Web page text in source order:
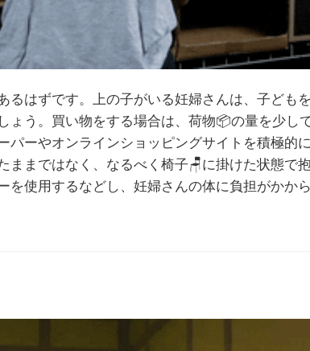
るはずです。上の子がいる妊婦さんは、子ども
ょう。買い物をする場合は、荷物📦の量を少し
パーやオンラインショッピングサイトを積極的
ままではなく、なるべく椅子🪑に掛けた状態で
使用するなどし、妊婦さんの体に負担がかか